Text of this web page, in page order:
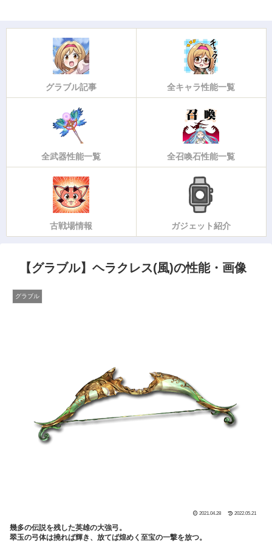
グラブル記事 全キャラ性能一覧
全武器性能一覧 全召喚石性能一覧
古戦場情報 ガジェット紹介
【グラブル】ヘラクレス(風)の性能・画像
グラブル
2021.04.28 2022.05.21
幾多の伝説を残した英雄の大強弓。
翠玉の弓体は撓れば輝き、放てば煌めく至宝の一撃を放つ。